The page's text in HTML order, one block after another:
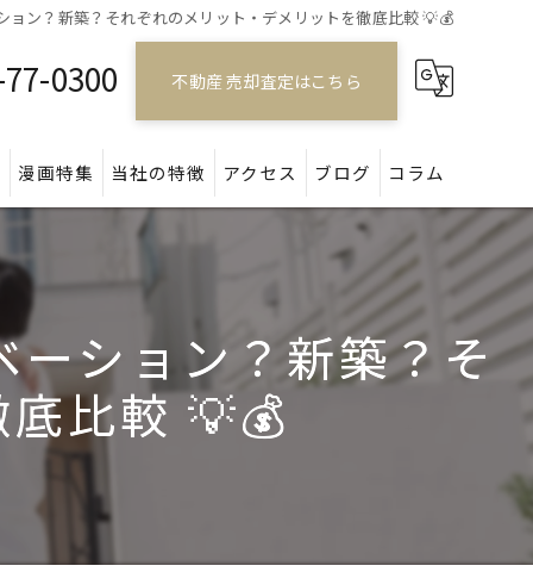
ョン？新築？それぞれのメリット・デメリットを徹底比較 💡💰
0300 不動産 売却査定はこちら
漫画特集 当社の特徴
アパート
土地
アクセス ブログ コラム
ーション？新築？そ
比較 💡💰